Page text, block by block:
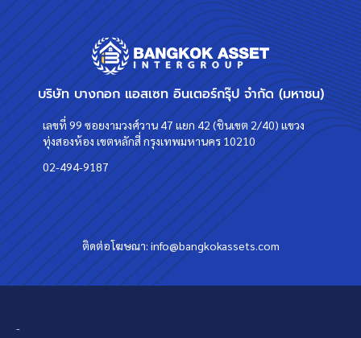
บริษัท บางกอก แอสเซท อินเตอร์กรุ๊ป จำกัด (มหาชน)
เลขที่ 99 ซอยงามวงศ์วาน 47 แยก 42 (ชินเขต 2/40) แขวง
ทุ่งสองห้อง เขตหลักสี่ กรุงเทพมหานคร 10210
02-494-9187
ติดต่อโฆษณา:info@bangkokassets.com
-